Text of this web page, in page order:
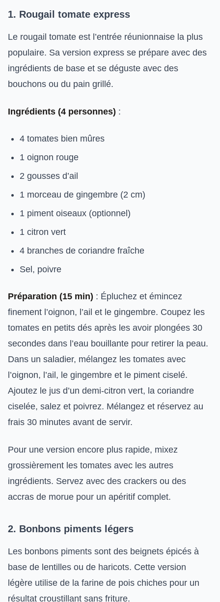
1. Rougail tomate express
Le rougail tomate est l’entrée réunionnaise la plus
populaire. Sa version express se prépare avec des
ingrédients de base et se déguste avec des
bouchons ou du pain grillé.
Ingrédients (4 personnes) :
4 tomates bien mûres
1 oignon rouge
2 gousses d’ail
1 morceau de gingembre (2 cm)
1 piment oiseaux (optionnel)
1 citron vert
4 branches de coriandre fraîche
Sel, poivre
Préparation (15 min) : Épluchez et émincez
finement l’oignon, l’ail et le gingembre. Coupez les
tomates en petits dés après les avoir plongées 30
secondes dans l’eau bouillante pour retirer la peau.
Dans un saladier, mélangez les tomates avec
l’oignon, l’ail, le gingembre et le piment ciselé.
Ajoutez le jus d’un demi-citron vert, la coriandre
ciselée, salez et poivrez. Mélangez et réservez au
frais 30 minutes avant de servir.
Pour une version encore plus rapide, mixez
grossièrement les tomates avec les autres
ingrédients. Servez avec des crackers ou des
accras de morue pour un apéritif complet.
2. Bonbons piments légers
Les bonbons piments sont des beignets épicés à
base de lentilles ou de haricots. Cette version
légère utilise de la farine de pois chiches pour un
résultat croustillant sans friture.